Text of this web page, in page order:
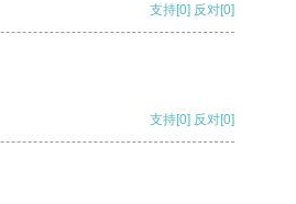
支持[0] 反对[0]
支持[0] 反对[0]